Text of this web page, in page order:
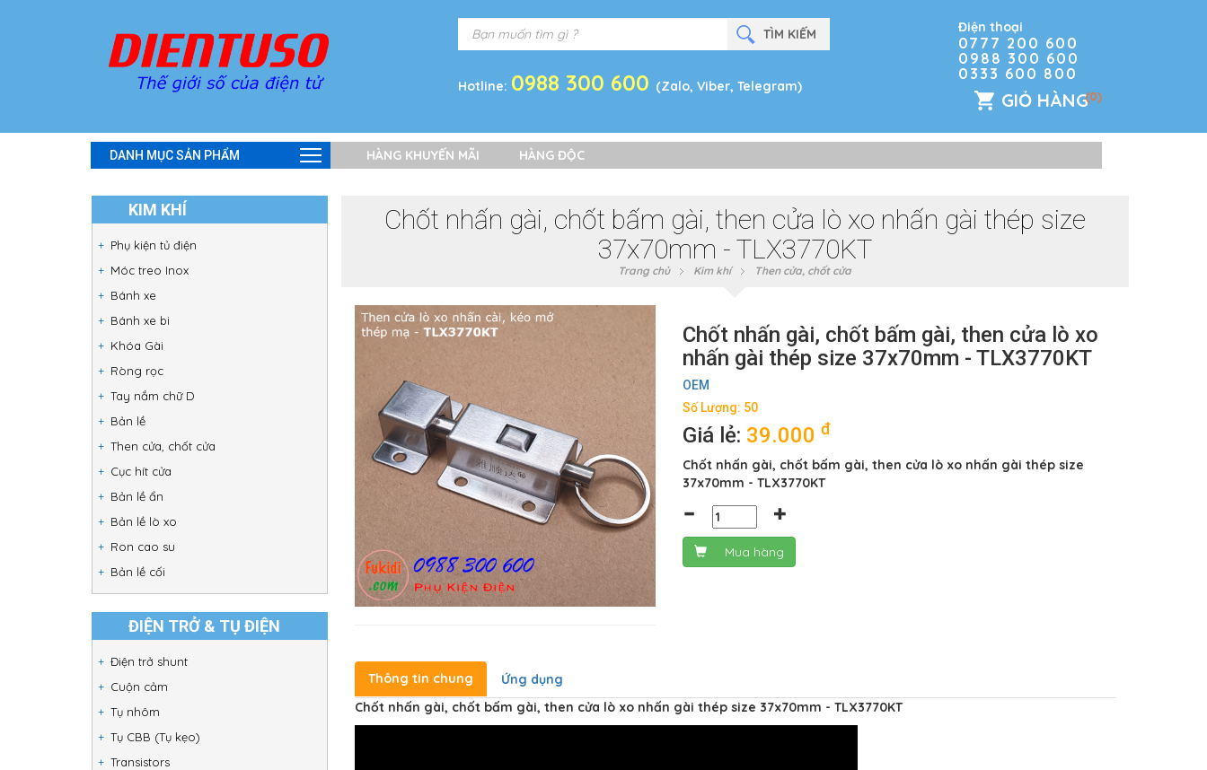
Hotline: 0988 300 600 (Zalo, Viber, Telegram)
Điện thoại
0777 200 600
0988 300 600
0333 600 800
GIỎ HÀNG(0)
DANH MỤC SẢN PHẨM HÀNG KHUYẾN MÃI HÀNG ĐỘC
KIM KHÍ
Phụ kiện tủ điện
Móc treo Inox
Bánh xe
Bánh xe bi
Khóa Gài
Ròng rọc
Tay nắm chữ D
Bản lề
Then cửa, chốt cửa
Cục hít cửa
Bản lề ẩn
Bản lề lò xo
Ron cao su
Bản lề cối
ĐIỆN TRỞ & TỤ ĐIỆN
Điện trở shunt
Cuộn cảm
Tụ nhôm
Tụ CBB (Tụ kẹo)
Transistors
Chốt nhấn gài, chốt bấm gài, then cửa lò xo nhấn gài thép size
37x70mm - TLX3770KT
Trang chủ Kim khí Then cửa, chốt cửa
Chốt nhấn gài, chốt bấm gài, then cửa lò xo
nhấn gài thép size 37x70mm - TLX3770KT
OEM
Số Lượng: 50
Giá lẻ: 39.000đ
Chốt nhấn gài, chốt bấm gài, then cửa lò xo nhấn gài thép size
37x70mm - TLX3770KT
Mua hàng
Thông tin chung
Ứng dụng
Chốt nhấn gài, chốt bấm gài, then cửa lò xo nhấn gài thép size 37x70mm - TLX3770KT